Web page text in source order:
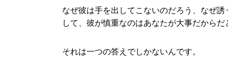
なぜ彼は手を出してこないのだろう、なぜ
して、彼が慎重なのはあなたが大事だから
それは一つの答えでしかないんです。